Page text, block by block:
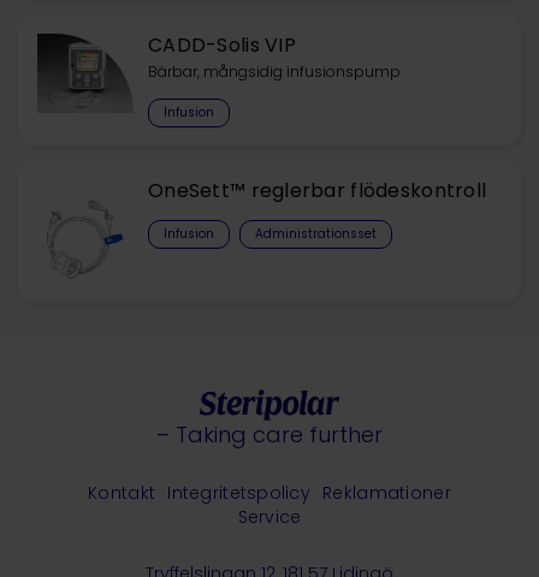
CADD-Solis VIP
Bärbar, mångsidig infusionspump
Infusion
OneSett™ reglerbar flödeskontroll
Infusion Administrationsset
– Taking care further
Kontakt Integritetspolicy Reklamationer
Service